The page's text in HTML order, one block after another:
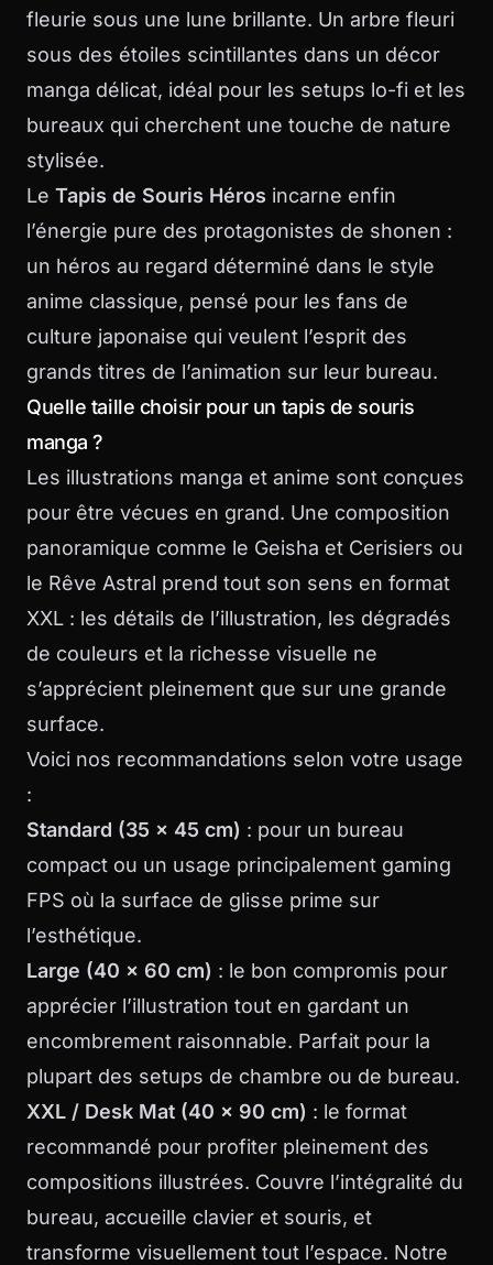
fleurie sous une lune brillante. Un arbre fleuri
sous des étoiles scintillantes dans un décor
manga délicat, idéal pour les setups lo-fi et les
bureaux qui cherchent une touche de nature
stylisée.
Le Tapis de Souris Héros incarne enfin
l’énergie pure des protagonistes de shonen :
un héros au regard déterminé dans le style
anime classique, pensé pour les fans de
culture japonaise qui veulent l’esprit des
grands titres de l’animation sur leur bureau.
Quelle taille choisir pour un tapis de souris
manga ?
Les illustrations manga et anime sont conçues
pour être vécues en grand. Une composition
panoramique comme le Geisha et Cerisiers ou
le Rêve Astral prend tout son sens en format
XXL : les détails de l’illustration, les dégradés
de couleurs et la richesse visuelle ne
s’apprécient pleinement que sur une grande
surface.
Voici nos recommandations selon votre usage
:
Standard (35 x 45 cm) : pour un bureau
compact ou un usage principalement gaming
FPS où la surface de glisse prime sur
l’esthétique.
Large (40 x 60 cm) : le bon compromis pour
apprécier l’illustration tout en gardant un
encombrement raisonnable. Parfait pour la
plupart des setups de chambre ou de bureau.
XXL / Desk Mat (40 x 90 cm) : le format
recommandé pour profiter pleinement des
compositions illustrées. Couvre l’intégralité du
bureau, accueille clavier et souris, et
transforme visuellement tout l’espace. Notre